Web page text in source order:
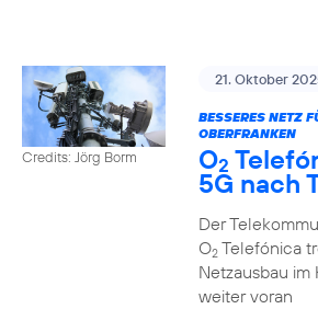
Credits: Jörg Borm
21. Oktober
BESSERES NETZ
OBERFRANKEN
O2
5G nach
Der
O2Telefónica
Netzausbau im
weiter voran